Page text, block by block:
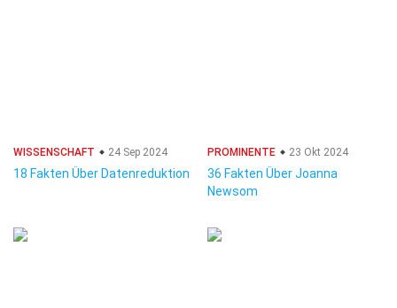
WISSENSCHAFT 24 Sep 2024
18 Fakten Über Datenreduktion
PROMINENTE 23 Okt 2024
36 Fakten Über Joanna
Newsom